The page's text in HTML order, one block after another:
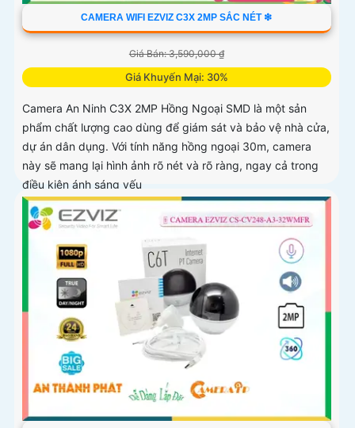
CAMERA WIFI EZVIZ C3X 2MP SẮC NÉT ❇
Giá Bán: 3,590,000 ₫
Giá Khuyến Mại: 30%
Camera An Ninh C3X 2MP Hồng Ngoại SMD là một sản
phẩm chất lượng cao dùng để giám sát và bảo vệ nhà cửa,
dự án dân dụng. Với tính năng hồng ngoại 30m, camera
này sẽ mang lại hình ảnh rõ nét và rõ ràng, ngay cả trong
điều kiện ánh sáng yếu